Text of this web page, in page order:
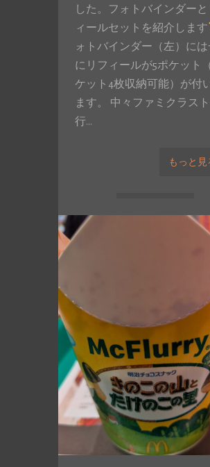
した。フォトバインダーと
ィールセットを紹介します
ォトバインダー（左）には
にリフィールが5ポケット
ケット4枚収納可能）が付
ます。 中々ファミクラス
行…
もっと見